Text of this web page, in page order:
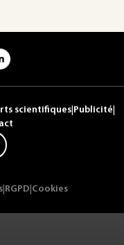
scientifiques Publicité
RGPD Cookies